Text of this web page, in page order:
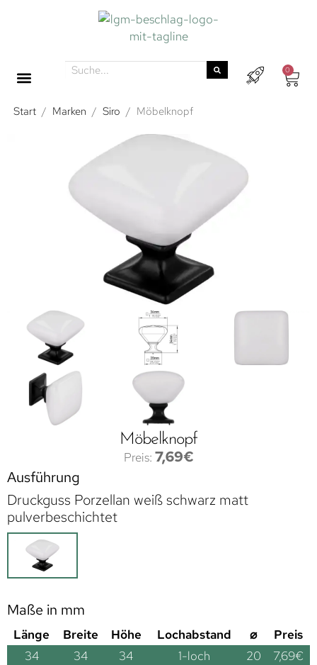
0
Start / Marken / Siro / Möbelknopf
Möbelknopf
7,69€
Ausführung
Druckguss Porzellan weiß schwarz matt
pulverbeschichtet
Maße in mm
Länge Breite Höhe Lochabstand ⌀
Preis
34
34 34 1-loch 20 7,69€